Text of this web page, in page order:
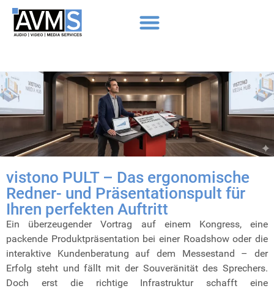
vistono PULT – Das ergonomische
Redner- und Präsentationspult für
Ihren perfekten Auftritt
Ein überzeugender Vortrag auf einem Kongress, eine
packende Produktpräsentation bei einer Roadshow oder die
interaktive Kundenberatung auf dem Messestand – der
Erfolg steht und fällt mit der Souveränität des Sprechers.
Doch erst die richtige Infrastruktur schafft eine